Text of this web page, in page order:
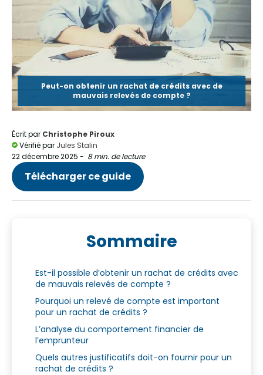
Peut-on obtenir un rachat de crédits avec de
mauvais relevés de compte ?
Écrit par Christophe Piroux
Vérifié par Jules Stalin
22 décembre 2025 - 8 min. de lecture
Télécharger ce guide
Sommaire
Est-il possible d’obtenir un rachat de crédits avec
de mauvais relevés de compte ?
Pourquoi un relevé de compte est important
pour un rachat de crédits ?
L’analyse du comportement financier de
l’emprunteur
Quels autres justificatifs doit-on fournir pour un
rachat de crédits ?